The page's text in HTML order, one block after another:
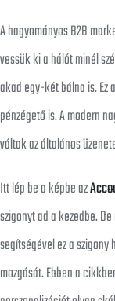
A hagyományos B2B
vessük ki a hálót minél
akad egy-két bálna is. Ez
pénzégető is. A modern
váltak az általános
Itt lép be a képbe az
szigonyt ad a kezedbe.
segítségével ez a
mozgását. Ebben a